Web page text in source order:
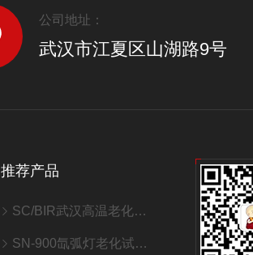
公司地址：
武汉市江夏区山湖路9号
推荐产品
SC/BIR武汉高温老化室/老化房
SN-900氙弧灯老化试验箱